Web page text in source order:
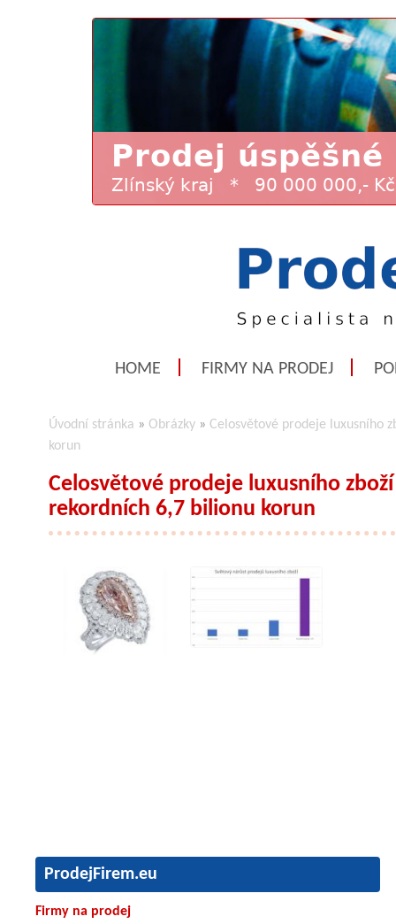
HOME FIRMY NA PRODEJ
Úvodní stránka » Obrázky » Celosvětové prodeje luxusního
korun
Celosvětové prodeje luxusního
rekordních 6,7 bilionu korun
ProdejFirem.eu
Firmy na prodej